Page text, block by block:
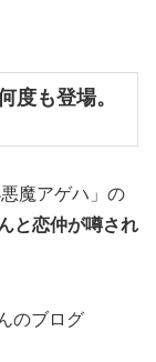
度も登場。
魔アゲハ」の
と恋仲が噂され
のブログ